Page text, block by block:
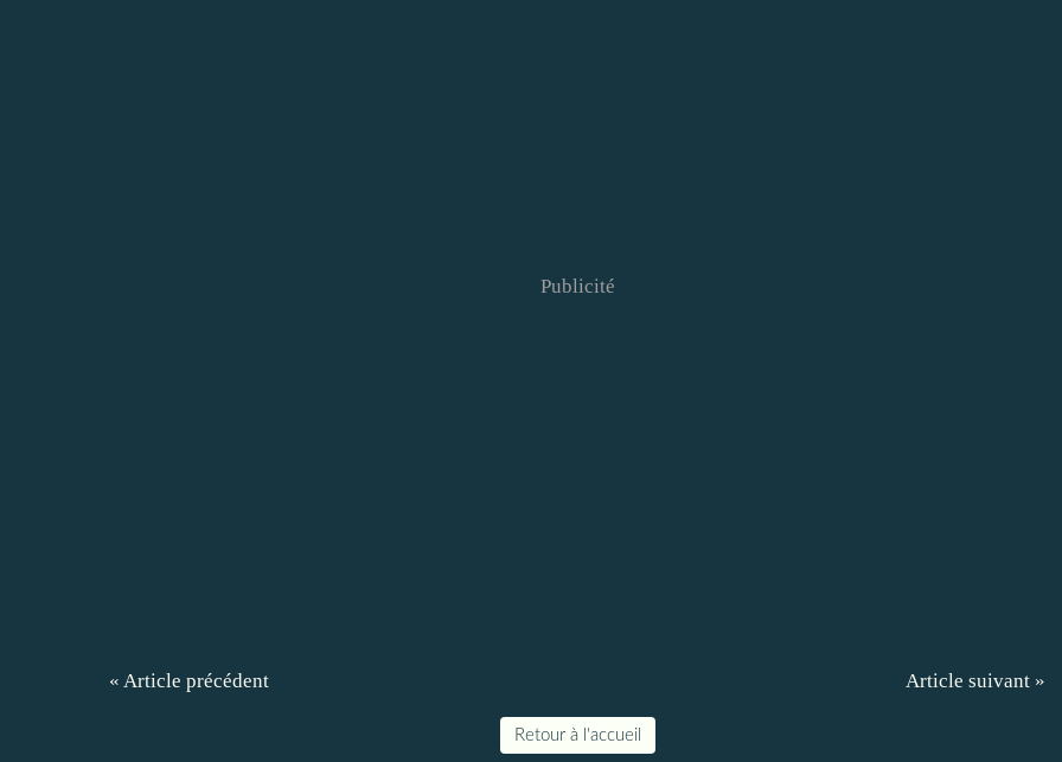
Publicité
« Article précédent Article suivant »
Retour à l'accueil